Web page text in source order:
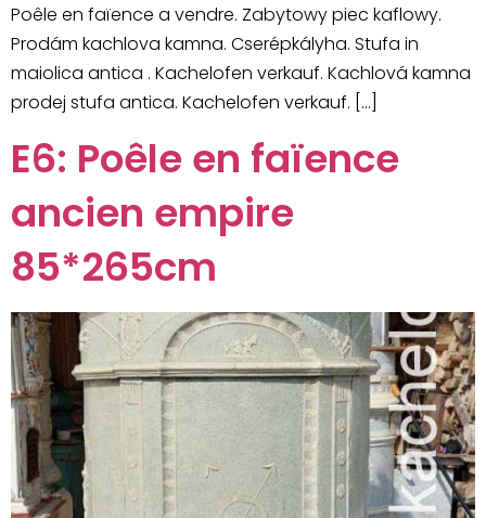
Poêle en faïence a vendre. Zabytowy piec kaflowy.
Prodám kachlova kamna. Cserépkályha. Stufa in
maiolica antica . Kachelofen verkauf. Kachlová kamna
prodej stufa antica. Kachelofen verkauf. […]
E6: Poêle en faïence
ancien empire
85*265cm